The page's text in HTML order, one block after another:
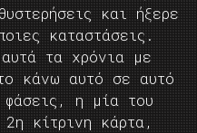
και ήξερε
καταστάσεις.
τα χρόνια με
κάνω αυτό σε αυτό
η μία του
κίτρινη κάρτα,